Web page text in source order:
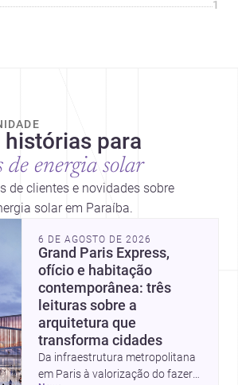
1
para
de energia solar
de clientes e novidades sobre
solar em Paraíba.
6 DE AGOSTO DE 2026
Grand Paris Express,
ofício e habitação
contemporânea: três
leituras sobre a
arquitetura que
transforma cidades
Da infraestrutura metropolitana
em Paris à valorização do fazer